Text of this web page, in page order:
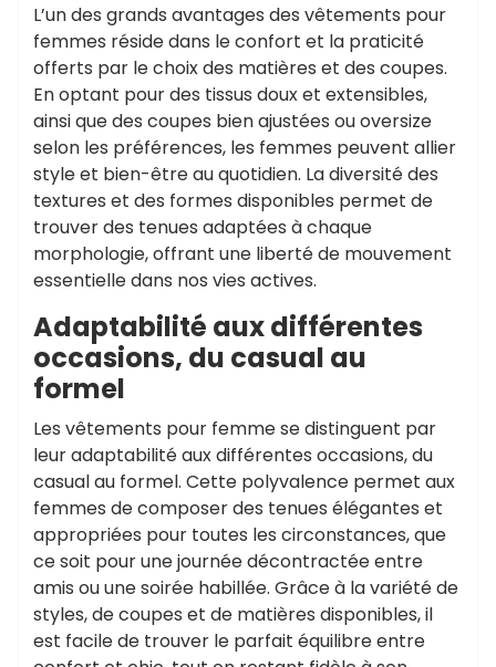
L’un des grands avantages des vêtements pour
femmes réside dans le confort et la praticité
offerts par le choix des matières et des coupes.
En optant pour des tissus doux et extensibles,
ainsi que des coupes bien ajustées ou oversize
selon les préférences, les femmes peuvent allier
style et bien-être au quotidien. La diversité des
textures et des formes disponibles permet de
trouver des tenues adaptées à chaque
morphologie, offrant une liberté de mouvement
essentielle dans nos vies actives.
Adaptabilité aux différentes
occasions, du casual au
formel
Les vêtements pour femme se distinguent par
leur adaptabilité aux différentes occasions, du
casual au formel. Cette polyvalence permet aux
femmes de composer des tenues élégantes et
appropriées pour toutes les circonstances, que
ce soit pour une journée décontractée entre
amis ou une soirée habillée. Grâce à la variété de
styles, de coupes et de matières disponibles, il
est facile de trouver le parfait équilibre entre